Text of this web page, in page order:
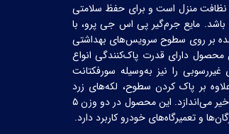
منزل است و برای حفظ سلامتی
باشد. مایع جرم‌گیر پی اس جی پرو، با
بر روی سطوح سرویس‌های بهداشتی
محصول دارای قدرت پاک‌کنندگی انواع
را نیز به‌وسیله سورفکتانت
بر پاک کردن سطوح، لکه‌های زرد
می‌اندازد. این محصول در دو وزن۵
و تعمیرگاه‌های خودرو کاربرد دارد.